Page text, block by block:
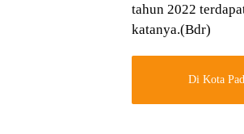
tahun 2022
katanya.(Bdr)
Di Kota